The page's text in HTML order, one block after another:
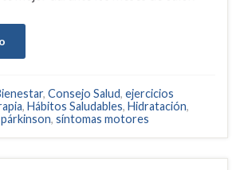
, Consejo Salud, ejercicios
, Hábitos Saludables, Hidratación,
, síntomas motores